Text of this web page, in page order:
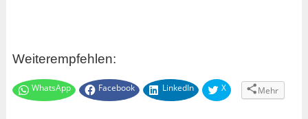
Weiterempfehlen:
WhatsApp Facebook LinkedIn X Mehr